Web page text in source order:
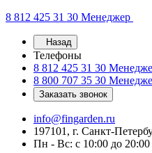
8 812 425 31 30 Менеджер
Назад
Телефоны
8 812 425 31 30
8 800 707 35 30
Заказать звонок
info@fingarden.ru
197101, г. Санкт-
Пн - Вс: с 10:00 до 20:00